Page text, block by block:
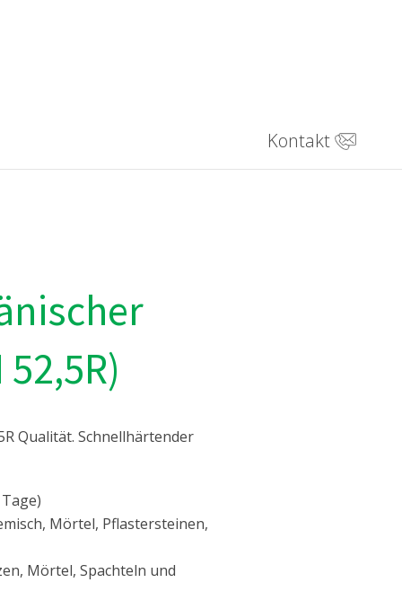
Kontakt
Qualität. Schnellhärtender
Mörtel, Pflastersteinen,
Mörtel, Spachteln und